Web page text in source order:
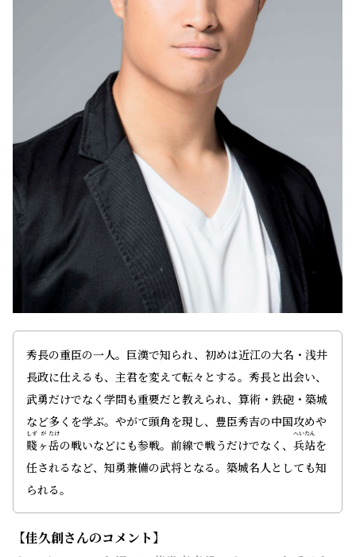
秀長の重臣の一人。巨漢で知られ、初めは近江の大名・浅井
長政に仕えるも、主君を変えて転々とする。秀長と出会い、
武勇だけでなく学問も重要だと教えられ、算術・鉄砲・築城
など多くを学ぶ。やがて頭角を現し、豊臣秀吉の中国攻めや
賤
しず
ヶ
が
岳
たけ
の戦いなどにも参戦。前線で戦うだけでなく、 兵站
へいたん
を
任されるなど、知勇兼備の武将となる。築城名人としても知
られる。
【佳久創さんのコメント】